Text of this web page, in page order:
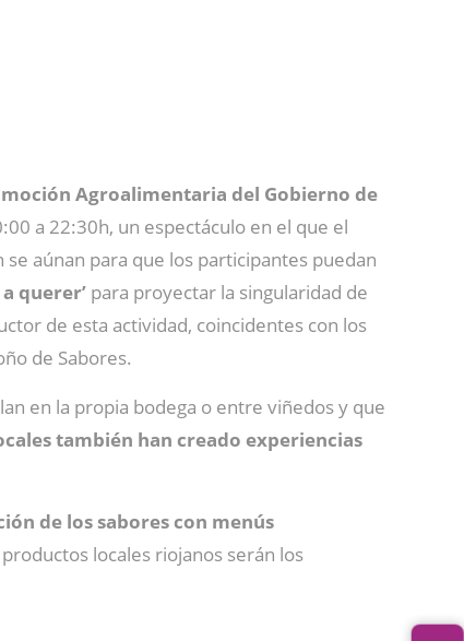
Agroalimentaria del Gobierno de
a 22:30h, un espectáculo en el que el
aúnan para que los participantes puedan
querer’ para proyectar la singularidad de
de esta actividad, coincidentes con los
de Sabores.
en la propia bodega o entre viñedos y que
también han creado experiencias
de los sabores con menús
locales riojanos serán los